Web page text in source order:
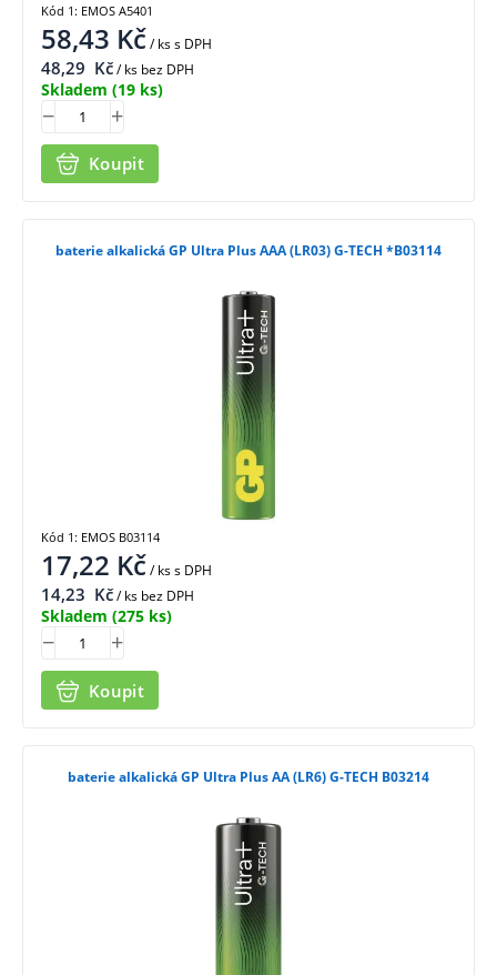
58,43 Kč/ kss DPH
48,29 Kč/ ks bez DPH
Skladem (19 ks)
Koupit
Kód 1: EMOS A5401
baterie alkalická GP Ultra Plus AAA (LR03) G-TECH *B03114
17,22 Kč/ kss DPH
14,23 Kč/ ks bez DPH
Skladem (275 ks)
Koupit
Kód 1: EMOS B03114
baterie alkalická GP Ultra Plus AA (LR6) G-TECH B03214